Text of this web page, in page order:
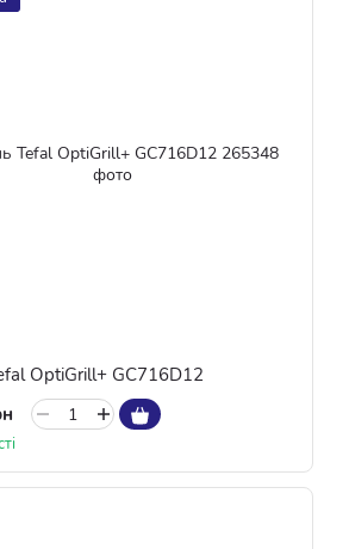
OptiGrill+ GC716D12